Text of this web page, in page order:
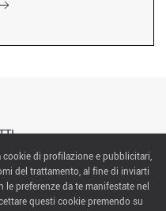
di profilazione e pubblicitari,
del trattamento, al fine di inviarti
preferenze da te manifestate nel
questi cookie premendo su